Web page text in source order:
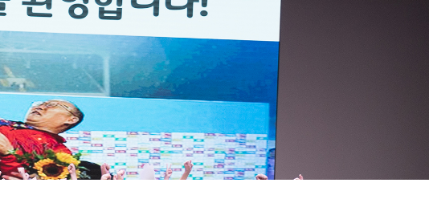
자율진로동아리
유초등 소식지 학교건축기금